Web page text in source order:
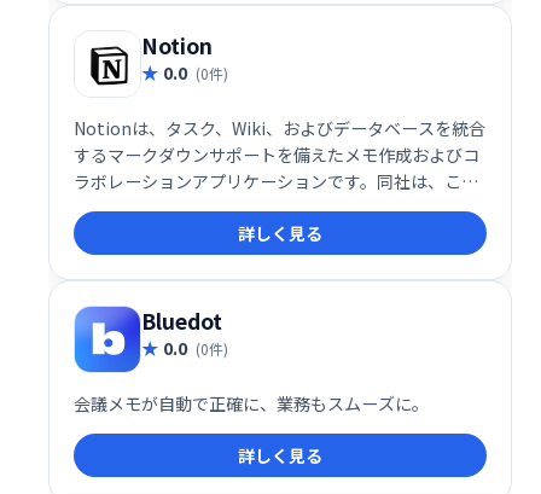
Notion
0.0 (0件)
Notionは、タスク、Wiki、およびデータベースを統合
するマークダウンサポートを備えたメモ作成およびコ
ラボレーションアプリケーションです。同社は、この
アプリをメモ作成、プロジェクト管理、タスク管理の
ためのオールインワンワークスペースと説明していま
す。
詳しく見る
Bluedot
0.0 (0件)
会議メモが自動で正確に、業務もスムーズに。
詳しく見る